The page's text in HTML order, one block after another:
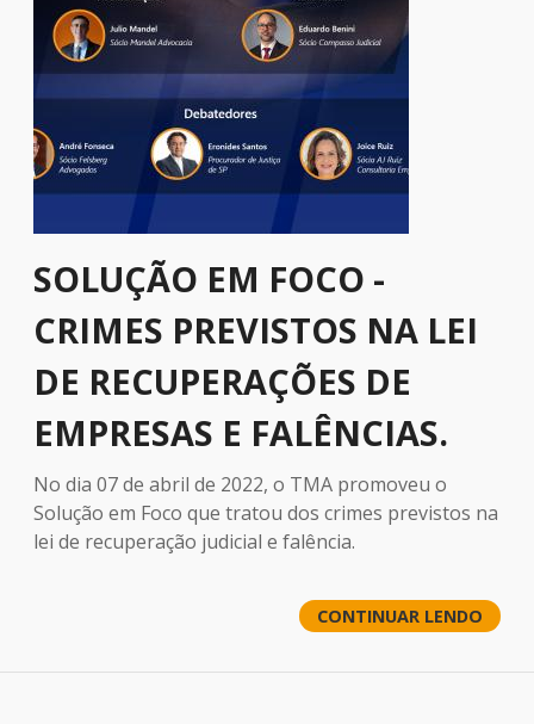
SOLUÇÃO EM FOCO -
CRIMES PREVISTOS NA LEI
DE RECUPERAÇÕES DE
EMPRESAS E FALÊNCIAS.
No dia 07 de abril de 2022, o TMA promoveu o
Solução em Foco que tratou dos crimes previstos na
lei de recuperação judicial e falência.
CONTINUAR LENDO